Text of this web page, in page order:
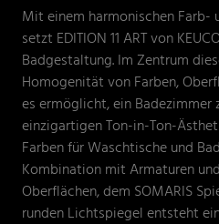
Mit einem harmonischen Farb-
setzt EDITION 11 ART von
Badgestaltung. Im Zentrum
Homogenität von Farben,
es ermöglicht, ein Badezimmer
einzigartigen Ton-in-Ton-
Farben für Waschtische und
Kombination mit Armaturen
Oberflächen, dem SOMARIS
runden Lichtspiegel entsteht